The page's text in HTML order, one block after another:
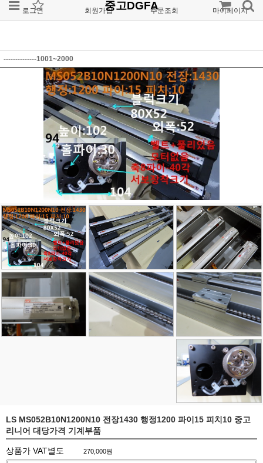
로그인 회원가입 주문조회 마이페이지
중고DGFA
--------------1001~2000
LS MS052B10N1200N10 전장1430 행정1200 파이15 피치10 중고
리니어 대당가격 기계부품
상품가 VAT별도 270,000원